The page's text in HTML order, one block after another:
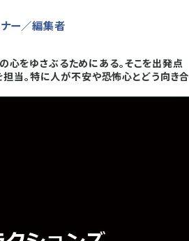
ー／編集者
心をゆさぶるためにある。そこを出発点
当。特に人が不安や恐怖心とどう向き合